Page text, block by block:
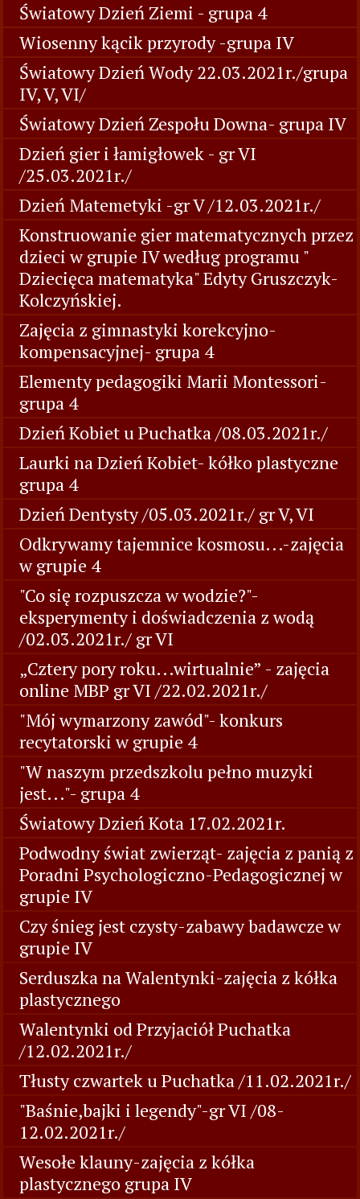
Światowy Dzień Ziemi - grupa 4
Wiosenny kącik przyrody -grupa IV
Światowy Dzień Wody 22.03.2021r./grupa
IV, V, VI/
Światowy Dzień Zespołu Downa- grupa IV
Dzień gier i łamigłowek - gr VI
/25.03.2021r./
Dzień Matemetyki -gr V /12.03.2021r./
Konstruowanie gier matematycznych przez
dzieci w grupie IV według programu "
Dziecięca matematyka" Edyty Gruszczyk-
Kolczyńskiej.
Zajęcia z gimnastyki korekcyjno-
kompensacyjnej- grupa 4
Elementy pedagogiki Marii Montessori-
grupa 4
Dzień Kobiet u Puchatka /08.03.2021r./
Laurki na Dzień Kobiet- kółko plastyczne
grupa 4
Dzień Dentysty /05.03.2021r./ gr V, VI
Odkrywamy tajemnice kosmosu...-zajęcia
w grupie 4
"Co się rozpuszcza w wodzie?"-
eksperymenty i doświadczenia z wodą
/02.03.2021r./ gr VI
„Cztery pory roku...wirtualnie” - zajęcia
online MBP gr VI /22.02.2021r./
"Mój wymarzony zawód"- konkurs
recytatorski w grupie 4
"W naszym przedszkolu pełno muzyki
jest..."- grupa 4
Światowy Dzień Kota 17.02.2021r.
Podwodny świat zwierząt- zajęcia z panią z
Poradni Psychologiczno-Pedagogicznej w
grupie IV
Czy śnieg jest czysty-zabawy badawcze w
grupie IV
Serduszka na Walentynki-zajęcia z kółka
plastycznego
Walentynki od Przyjaciół Puchatka
/12.02.2021r./
Tłusty czwartek u Puchatka /11.02.2021r./
"Baśnie,bajki i legendy"-gr VI /08-
12.02.2021r./
Wesołe klauny-zajęcia z kółka
plastycznego grupa IV